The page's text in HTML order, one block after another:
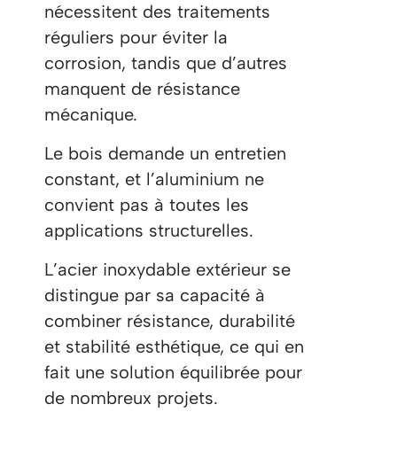
nécessitent des traitements
réguliers pour éviter la
corrosion, tandis que d’autres
manquent de résistance
mécanique.
Le bois demande un entretien
constant, et l’aluminium ne
convient pas à toutes les
applications structurelles.
L’acier inoxydable extérieur se
distingue par sa capacité à
combiner résistance, durabilité
et stabilité esthétique, ce qui en
fait une solution équilibrée pour
de nombreux projets.